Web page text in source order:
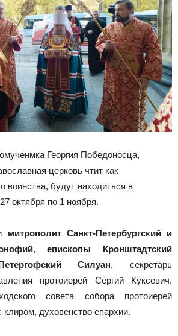
Георгия Победоносца,
церковь чтит как
воинства, будут находиться в
октября по 1 ноября.
митрополит Санкт-Петербургский и
,епископы Кронштадтский
Силуан, секретарь
протоиерей Сергий Куксевич,
совета собора протоиерей
духовенство епархии.